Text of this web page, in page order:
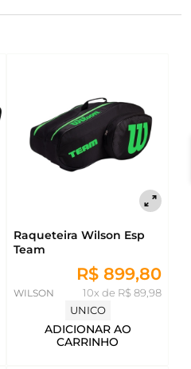
Raqueteira Wilson Esp
Team
R$ 899,80
10x de R$ 89,98
WILSON
UNICO
ADICIONAR AO
CARRINHO